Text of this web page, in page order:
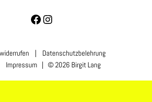
| Datenschutzbelehrung
Impressum | © 2026 Birgit Lang